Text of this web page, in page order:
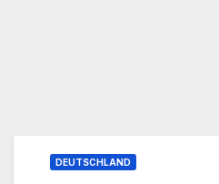
DEUTSCHLAND